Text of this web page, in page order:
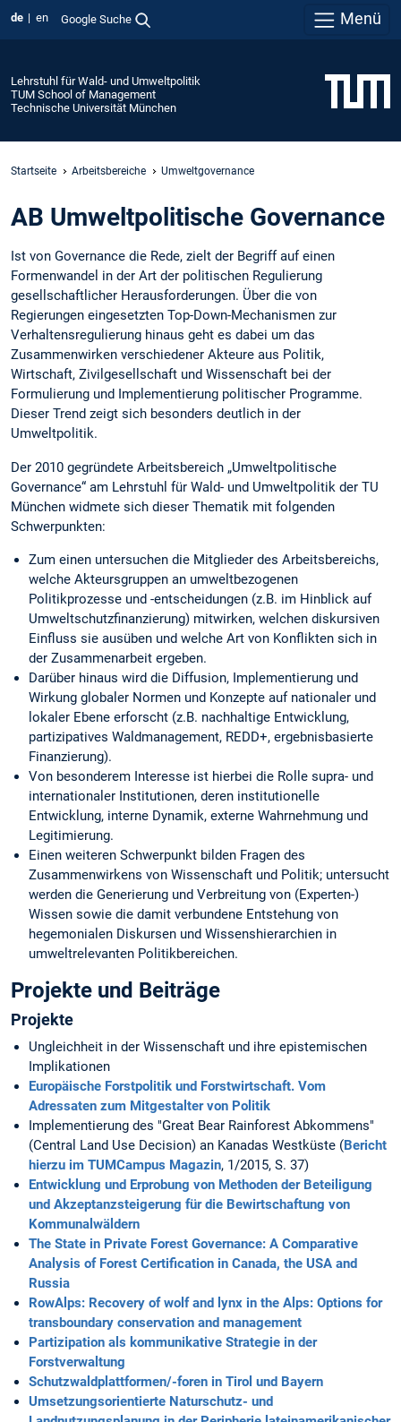
de en Google Suche Menü
Lehrstuhl für Wald- und Umweltpolitik
TUM School of Management
Technische Universität München
Startseite Arbeitsbereiche Umweltgovernance
AB Umweltpolitische Governance
Ist von Governance die Rede, zielt der Begriff auf einen
Formenwandel in der Art der politischen Regulierung
gesellschaftlicher Herausforderungen. Über die von
Regierungen eingesetzten Top-Down-Mechanismen zur
Verhaltensregulierung hinaus geht es dabei um das
Zusammenwirken verschiedener Akteure aus Politik,
Wirtschaft, Zivilgesellschaft und Wissenschaft bei der
Formulierung und Implementierung politischer Programme.
Dieser Trend zeigt sich besonders deutlich in der
Umweltpolitik.
Der 2010 gegründete Arbeitsbereich „Umweltpolitische
Governance“ am Lehrstuhl für Wald- und Umweltpolitik der TU
München widmete sich dieser Thematik mit folgenden
Schwerpunkten:
Zum einen untersuchen die Mitglieder des Arbeitsbereichs,
welche Akteursgruppen an umweltbezogenen
Politikprozesse und -entscheidungen (z.B. im Hinblick auf
Umweltschutzfinanzierung) mitwirken, welchen diskursiven
Einfluss sie ausüben und welche Art von Konflikten sich in
der Zusammenarbeit ergeben.
Darüber hinaus wird die Diffusion, Implementierung und
Wirkung globaler Normen und Konzepte auf nationaler und
lokaler Ebene erforscht (z.B. nachhaltige Entwicklung,
partizipatives Waldmanagement, REDD+, ergebnisbasierte
Finanzierung).
Von besonderem Interesse ist hierbei die Rolle supra- und
internationaler Institutionen, deren institutionelle
Entwicklung, interne Dynamik, externe Wahrnehmung und
Legitimierung.
Einen weiteren Schwerpunkt bilden Fragen des
Zusammenwirkens von Wissenschaft und Politik; untersucht
werden die Generierung und Verbreitung von (Experten-)
Wissen sowie die damit verbundene Entstehung von
hegemonialen Diskursen und Wissenshierarchien in
umweltrelevanten Politikbereichen.
Projekte und Beiträge
Projekte
Ungleichheit in der Wissenschaft und ihre epistemischen
Implikationen
Europäische Forstpolitik und Forstwirtschaft. Vom
Adressaten zum Mitgestalter von Politik
Implementierung des "Great Bear Rainforest Abkommens"
(Central Land Use Decision) an Kanadas Westküste (Bericht
hierzu im TUMCampus Magazin, 1/2015, S. 37)
Entwicklung und Erprobung von Methoden der Beteiligung
und Akzeptanzsteigerung für die Bewirtschaftung von
Kommunalwäldern
The State in Private Forest Governance: A Comparative
Analysis of Forest Certification in Canada, the USA and
Russia
RowAlps: Recovery of wolf and lynx in the Alps: Options for
transboundary conservation and management
Partizipation als kommunikative Strategie in der
Forstverwaltung
Schutzwaldplattformen/-foren in Tirol und Bayern
Umsetzungsorientierte Naturschutz- und